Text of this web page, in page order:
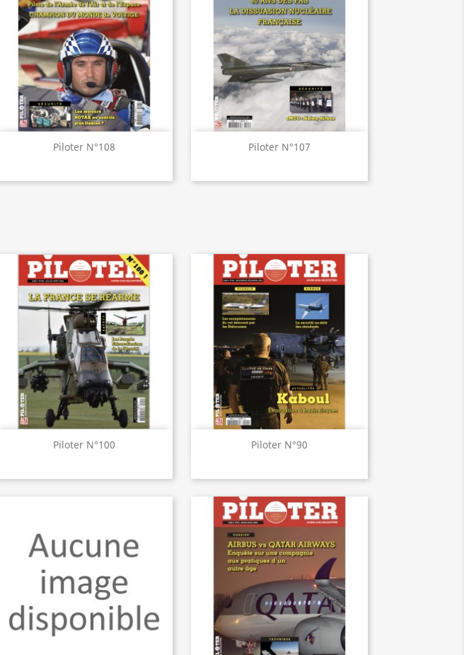
Piloter N°108
Aperçu rapide Piloter N°107
Aperçu rapide
Piloter N°100
Aperçu rapide Piloter N°90
Aperçu rapide